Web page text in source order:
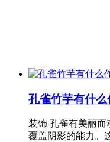
孔雀竹芋有什么
装饰 孔雀有美丽
覆盖阴影的能力。